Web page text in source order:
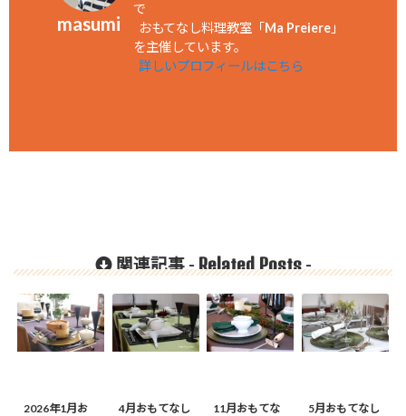
masumi
で
おもてなし料理教室「Ma Preiere」
を主催しています。
詳しいプロフィールはこちら
関連記事 -Related Posts-
2026年1月お
4月おもてなし
11月おもてな
5月おもてなし